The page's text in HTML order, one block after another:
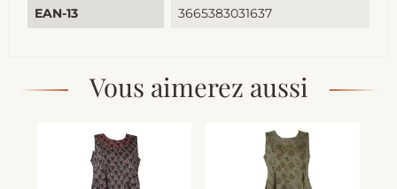
EAN-13 3665383031637
Vous aimerez aussi